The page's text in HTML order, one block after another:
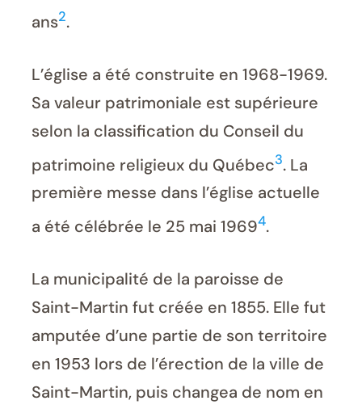
ans2.
L’église a été construite en 1968-1969.
Sa valeur patrimoniale est supérieure
selon la classification du Conseil du
patrimoine religieux du Québec3. La
première messe dans l’église actuelle
a été célébrée le 25 mai 19694.
La municipalité de la paroisse de
Saint-Martin fut créée en 1855. Elle fut
amputée d’une partie de son territoire
en 1953 lors de l’érection de la ville de
Saint-Martin, puis changea de nom en